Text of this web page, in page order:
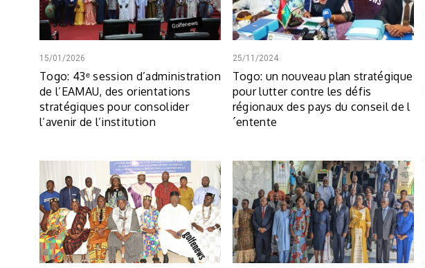
15/01/2026
Togo: 43ᵉ session d’administration
de l’EAMAU, des orientations
stratégiques pour consolider
l’avenir de l’institution
25/11/2024
Togo: un nouveau plan stratégique
pour lutter contre les défis
régionaux des pays du conseil de l
´entente